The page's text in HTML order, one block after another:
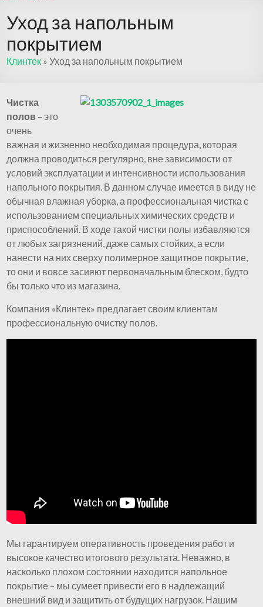
Уход за напольным
покрытием
Клинтек »Уход за напольным покрытием
Чистка
полов – это
очень
важная и жизненно необходимая процедура, которая
должна проводиться регулярно, вне зависимости от
условий эксплуатации и интенсивности использования
напольного покрытия. В данном случае имеется в виду не
обычная влажная уборка, а профессиональная чистка с
использованием специальных химических средств и
приспособлений. В ходе такой чистки полы избавляются
от любых загрязнений, даже самых стойких, а если
нанести на них сверху полимерное защитное покрытие,
то они и вовсе засияют первоначальным блеском, будто
бы только что из магазина.
Компания «Клинтек» предлагает своим клиентам
профессиональную очистку полов.
Мы гарантируем оперативность проведения работ и
высокое качество итогового результата. Неважно, в
насколько плохом состоянии находится напольное
покрытие – мы сумеет привести его в надлежащий
внешний вид и защитить от будущих нагрузок. Нашим